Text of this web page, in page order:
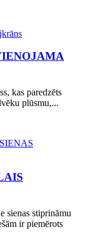
kas paredzēts
plūsmu,...
sienas stiprināmu
ir piemērots